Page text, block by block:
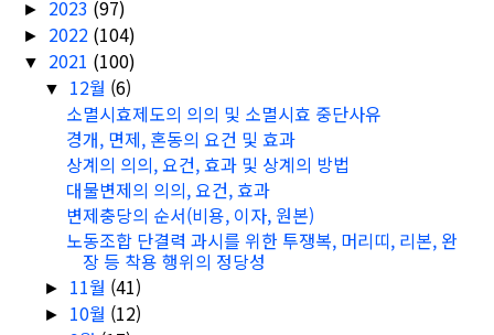
► 2023 (97)
► 2022 (104)
▼ 2021 (100)
▼ 12월 (6)
소멸시효제도의 의의 및 소멸시효 중단사유
경개, 면제, 혼동의 요건 및 효과
상계의 의의, 요건, 효과 및 상계의 방법
대물변제의 의의, 요건, 효과
변제충당의 순서(비용, 이자, 원본)
노동조합 단결력 과시를 위한 투쟁복, 머리띠, 리본, 완
장 등 착용 행위의 정당성
► 11월 (41)
► 10월 (12)